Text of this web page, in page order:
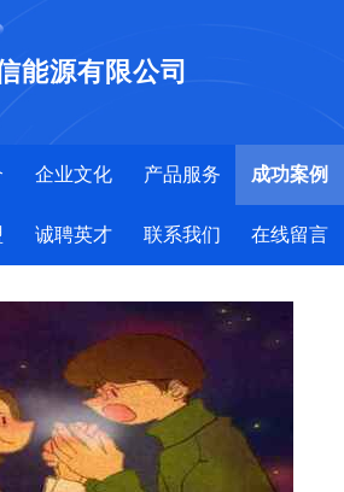
能源有限公司
企业文化 产品服务 成功案例
诚聘英才 联系我们 在线留言